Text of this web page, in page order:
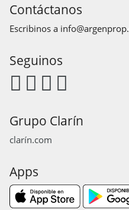
Contáctanos
Escribinos a
Seguinos
Grupo Clarín
clarín.com
Apps